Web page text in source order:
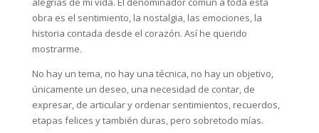
obra es el sentimiento, la nostalgia, las emociones, la
historia contada desde el corazón. Así he querido
mostrarme.
No hay un tema, no hay una técnica, no hay un objetivo,
únicamente un deseo, una necesidad de contar, de
expresar, de articular y ordenar sentimientos, recuerdos,
etapas felices y también duras, pero sobretodo mías.